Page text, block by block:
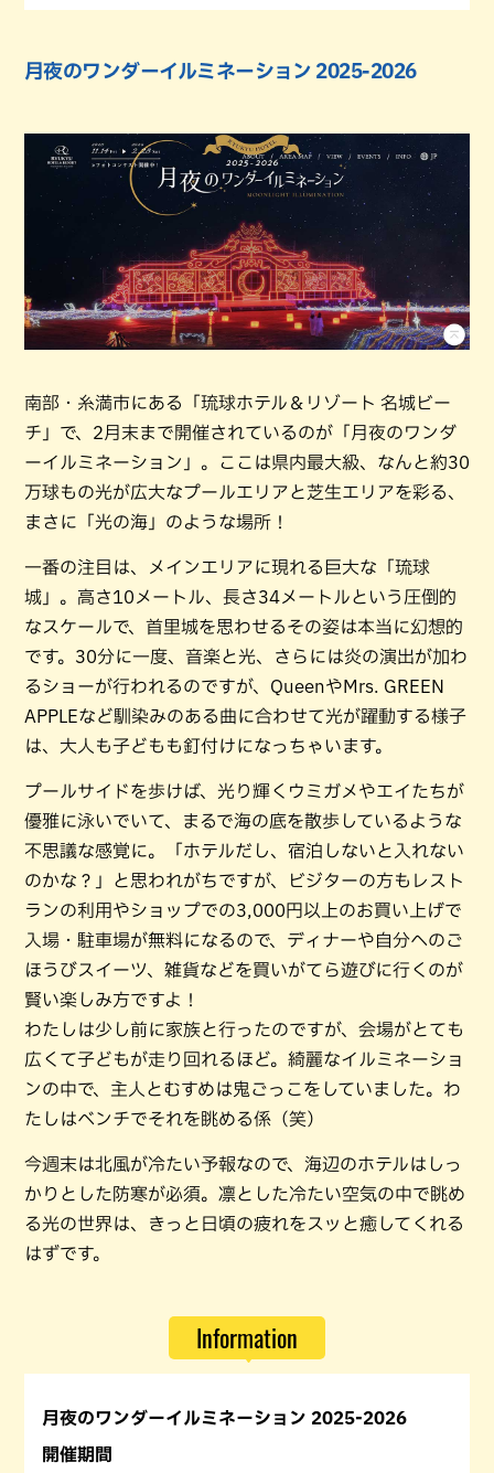
月夜のワンダーイルミネーション 2025-2026
南部・糸満市にある「琉球ホテル＆リゾート 名城ビー
チ」で、2月末まで開催されているのが「月夜のワンダ
ーイルミネーション」。ここは県内最大級、なんと約30
万球もの光が広大なプールエリアと芝生エリアを彩る、
まさに「光の海」のような場所！
一番の注目は、メインエリアに現れる巨大な「琉球
城」。高さ10メートル、長さ34メートルという圧倒的
なスケールで、首里城を思わせるその姿は本当に幻想的
です。30分に一度、音楽と光、さらには炎の演出が加わ
るショーが行われるのですが、QueenやMrs. GREEN
APPLEなど馴染みのある曲に合わせて光が躍動する様子
は、大人も子どもも釘付けになっちゃいます。
プールサイドを歩けば、光り輝くウミガメやエイたちが
優雅に泳いでいて、まるで海の底を散歩しているような
不思議な感覚に。「ホテルだし、宿泊しないと入れない
のかな？」と思われがちですが、ビジターの方もレスト
ランの利用やショップでの3,000円以上のお買い上げで
入場・駐車場が無料になるので、ディナーや自分へのご
ほうびスイーツ、雑貨などを買いがてら遊びに行くのが
賢い楽しみ方ですよ！
わたしは少し前に家族と行ったのですが、会場がとても
広くて子どもが走り回れるほど。綺麗なイルミネーショ
ンの中で、主人とむすめは鬼ごっこをしていました。わ
たしはベンチでそれを眺める係（笑）
今週末は北風が冷たい予報なので、海辺のホテルはしっ
かりとした防寒が必須。凛とした冷たい空気の中で眺め
る光の世界は、きっと日頃の疲れをスッと癒してくれる
はずです。
Information
月夜のワンダーイルミネーション 2025-2026
開催期間